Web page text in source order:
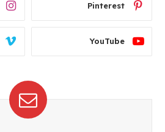
Pinterest
YouTube